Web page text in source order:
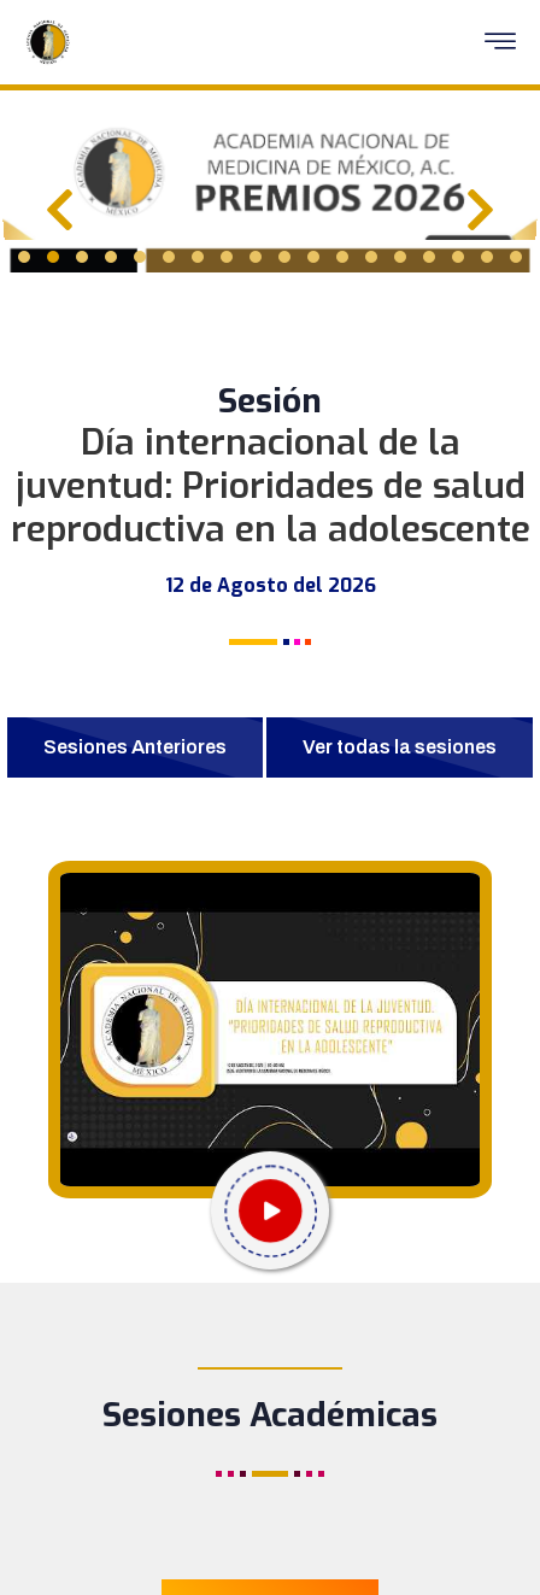
Sesión
Día internacional de la
juventud: Prioridades de salud
reproductiva en la adolescente
12 de Agosto del 2026
Sesiones Anteriores Ver todas la sesiones
Sesiones Académicas